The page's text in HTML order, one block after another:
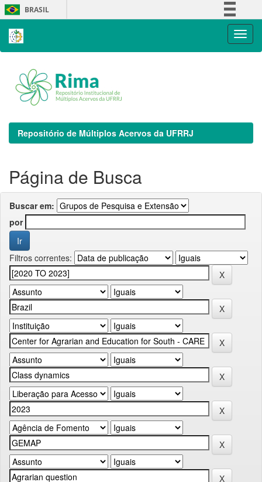
Skip
navigation
BRASIL
Repositório de Múltiplos Acervos da UFRRJ
Página de Busca
Buscar em:
por
Filtros correntes: